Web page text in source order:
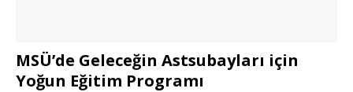
MSÜ’de Geleceğin Astsubayları için
Yoğun Eğitim Programı